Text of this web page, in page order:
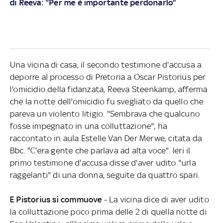
di Reeva: "Per me è importante perdonarlo"
Una vicina di casa, il secondo testimone d'accusa a
deporre al processo di Pretoria a Oscar Pistorius per
l'omicidio della fidanzata, Reeva Steenkamp, afferma
che la notte dell'omicidio fu svegliato da quello che
pareva un violento litigio. "Sembrava che qualcuno
fosse impegnato in una colluttazione", ha
raccontato in aula Estelle Van Der Merwe, citata da
Bbc. "C'era gente che parlava ad alta voce". Ieri il
primo testimone d'accusa disse d'aver udito "urla
raggelanti" di una donna, seguite da quattro spari.
E Pistorius si commuove - La vicina dice di aver udito
la colluttazione poco prima delle 2 di quella notte di